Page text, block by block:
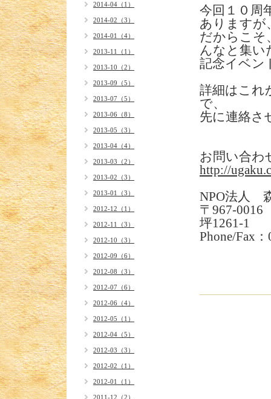
今回１０周
ありますが
だからこそ
んなと集い
記念イベン
詳細はこれ
で、
先に連絡さ
お問い合わ
http://
NPO法人
〒967-
坪1261-1
Phone/Fax
2014-04（1）
2014-02（3）
2014-01（4）
2013-11（1）
2013-10（2）
2013-09（5）
2013-07（5）
2013-06（8）
2013-05（3）
2013-04（4）
2013-03（2）
2013-02（3）
2013-01（3）
2012-12（1）
2012-11（3）
2012-10（3）
2012-09（6）
2012-08（3）
2012-07（6）
2012-06（4）
2012-05（1）
2012-04（5）
2012-03（3）
2012-02（1）
2012-01（1）
2011-12（2）